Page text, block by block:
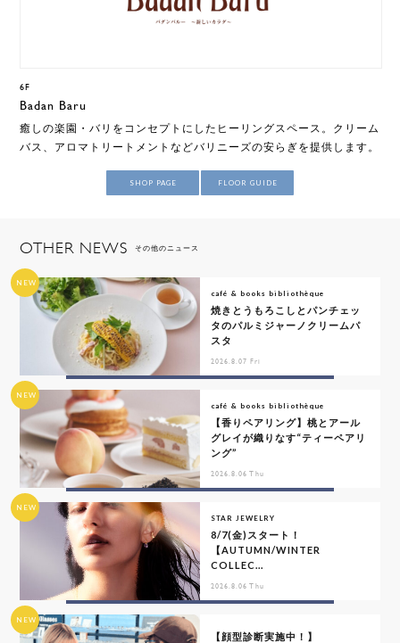
6F
Badan Baru
癒しの楽園・バリをコンセプトにしたヒーリングスペース。クリーム
バス、アロマトリートメントなどバリニーズの安らぎを提供します。
SHOP PAGE FLOOR GUIDE
OTHER NEWS その他のニュース
NEW
café & books bibliothèque
焼きとうもろこしとパンチェッ
タのパルミジャーノクリームパ
スタ
2026.8.07 Fri
NEW
café & books bibliothèque
【香りペアリング】桃とアール
グレイが織りなす“ティーペアリ
ング”
2026.8.06 Thu
NEW
STAR JEWELRY
8/7(金)スタート！
【AUTUMN/WINTER
COLLEC...
2026.8.06 Thu
NEW
【顔型診断実施中！】